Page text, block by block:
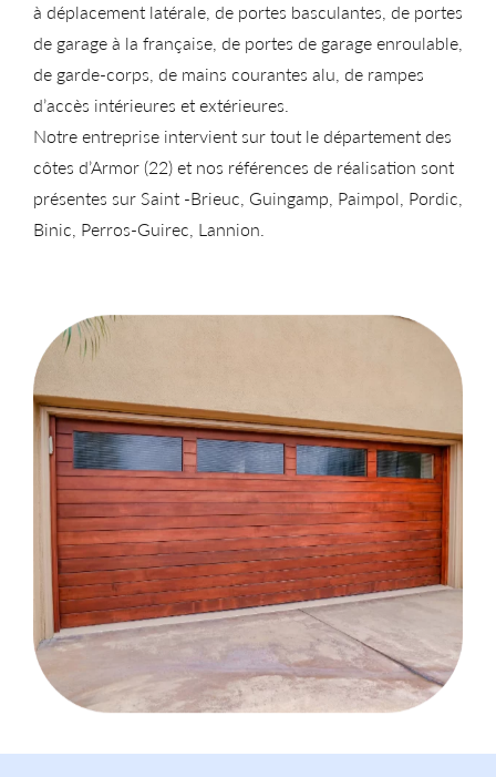
à déplacement latérale, de portes basculantes, de portes
de garage à la française, de portes de garage enroulable,
de garde-corps, de mains courantes alu, de rampes
d’accès intérieures et extérieures.
Notre entreprise intervient sur tout le département des
côtes d’Armor (22) et nos références de réalisation sont
présentes sur Saint -Brieuc, Guingamp, Paimpol, Pordic,
Binic, Perros-Guirec, Lannion.